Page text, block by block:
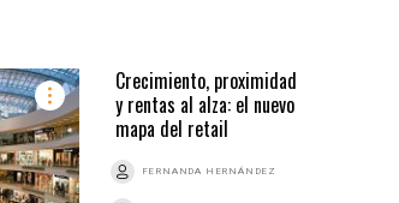
Crecimiento, proximidad
y rentas al alza: el nuevo
mapa del retail
FERNANDA HERNÁNDEZ